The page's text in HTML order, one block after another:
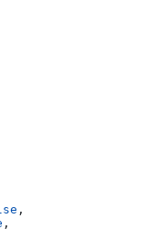
,
,